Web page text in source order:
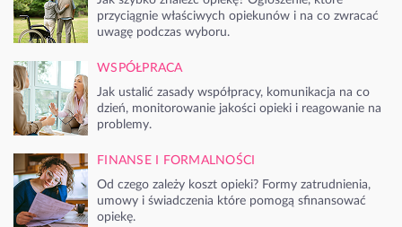
przyciągnie właściwych opiekunów i na co zwracać
uwagę podczas wyboru.
WSPÓŁPRACA
Jak ustalić zasady współpracy, komunikacja na co
dzień, monitorowanie jakości opieki i reagowanie na
problemy.
FINANSE I FORMALNOŚCI
Od czego zależy koszt opieki? Formy zatrudnienia,
umowy i świadczenia które pomogą sfinansować
opiekę.